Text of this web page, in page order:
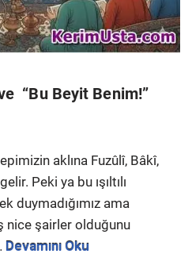
“Bu Beyit Benim!”
aklına Fuzûlî, Bâkî,
Peki ya bu ışıltılı
duymadığımız ama
nice şairler olduğunu
Devamını Oku